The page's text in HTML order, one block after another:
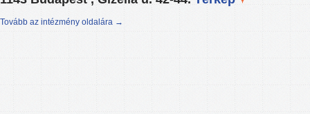
Tovább az intézmény oldalára →